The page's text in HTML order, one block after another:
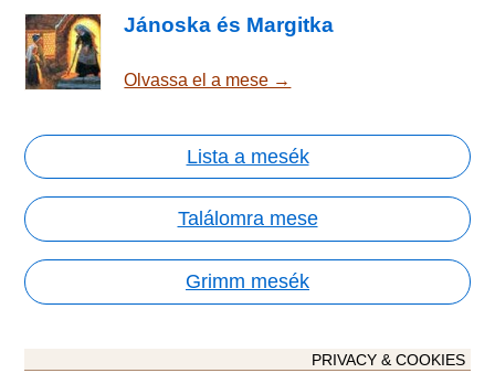
Jánoska és Margitka
Olvassa el a mese →
Lista a mesék
Találomra mese
Grimm mesék
PRIVACY & COOKIES